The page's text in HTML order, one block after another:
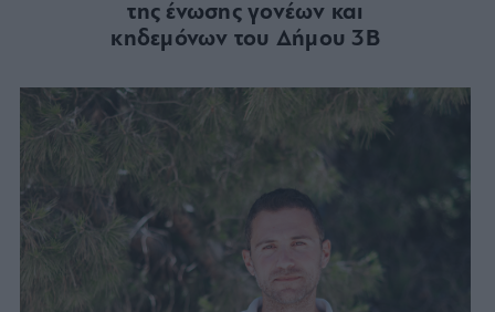
της ένωσης γονέων και
κηδεμόνων του Δήμου 3Β